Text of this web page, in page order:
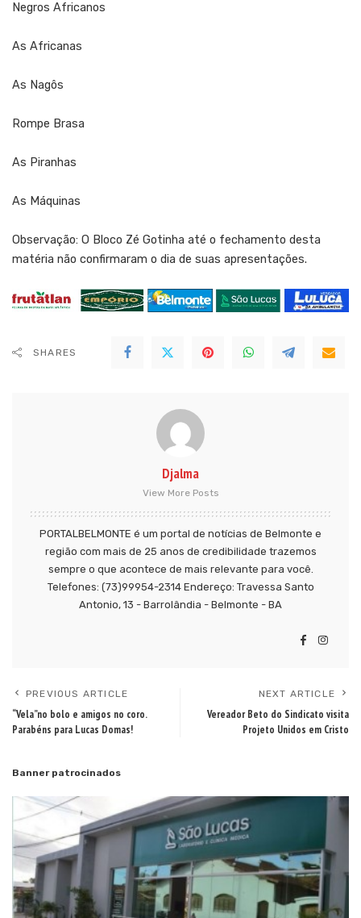
Negros Africanos
As Africanas
As Nagôs
Rompe Brasa
As Piranhas
As Máquinas
Observação: O Bloco Zé Gotinha até o fechamento desta
matéria não confirmaram o dia de suas apresentações.
SHARES
Djalma
View More Posts
PORTALBELMONTE é um portal de notícias de Belmonte e
região com mais de 25 anos de credibilidade trazemos
sempre o que acontece de mais relevante para você.
Telefones: (73)99954-2314 Endereço: Travessa Santo
Antonio, 13 - Barrolândia - Belmonte - BA
PREVIOUS ARTICLE
“Vela”no bolo e amigos no coro.
Parabéns para Lucas Domas!
NEXT ARTICLE
Vereador Beto do Sindicato visita
Projeto Unidos em Cristo
Banner patrocinados